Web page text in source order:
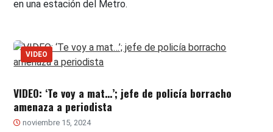
en una estación del Metro.
VIDEO
VIDEO: ‘Te voy a mat…’; jefe de policía borracho
amenaza a periodista
noviembre 15, 2024